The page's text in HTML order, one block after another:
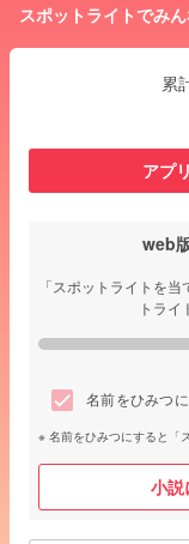
スポットライトでみ
累
アプ
web
「スポットライトを
トライ
名前をひみつ
名前をひみつにすると「
小説